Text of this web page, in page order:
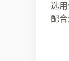
选
配